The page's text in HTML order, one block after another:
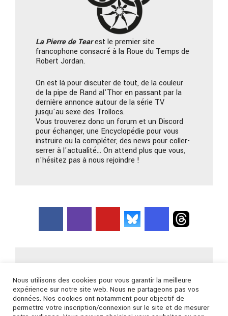
La Pierrede Tearest le premier site
francophone consacré à la Roue du Temps de
Robert Jordan.
On est là pour discuter de tout, de la couleur
de la pipe de Rand al'Thor en passant par la
dernière annonce autour de la série TV
jusqu'au sexe des Trollocs.
Vous trouverez donc un forum et un Discord
pour échanger, une Encyclopédie pour vous
instruire ou la compléter, des news pour coller-
serrer à l'actualité… On attend plus que vous,
n'hésitez pas à nous rejoindre !
Connexion
Nous utilisons des cookies pour vous garantir la meilleure
expérience sur notre site web. Nous ne partageons pas vos
données. Nos cookies ont notamment pour objectif de
permettre votre inscription/connexion sur le site et de mesurer